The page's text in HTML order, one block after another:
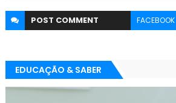
POST COMMENT FACEBOOK
EDUCAÇÃO & SABER